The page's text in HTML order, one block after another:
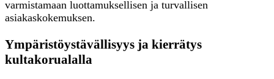
varmistamaan luottamuksellisen ja turvallisen
asiakaskokemuksen.
Ympäristöystävällisyys ja kierrätys
kultakorualalla